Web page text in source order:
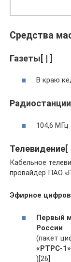
Средства
Газеты[ | ]
В краю
104,6
Телевидение[
Кабельное
провайдер ПАО
Эфирное
Первый
России
(пакет
«РТРС-1»
)[26]